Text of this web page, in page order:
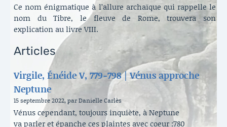
Ce nom énigmatique à l’allure archaïque qui rappelle le
nom du Tibre, le fleuve de Rome, trouvera son
explication au livre VIII.
Articles
Virgile, Énéide V, 779-798 | Vénus approche
Neptune
15 septembre 2022, par Danielle Carlès
Vénus cependant, toujours inquiète, à Neptune
va parler et épanche ces plaintes avec coeur :780